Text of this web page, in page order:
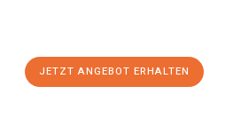
JETZT ANGEBOT ERHALTEN